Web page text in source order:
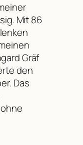
Mit 86
Gräf
den
Das